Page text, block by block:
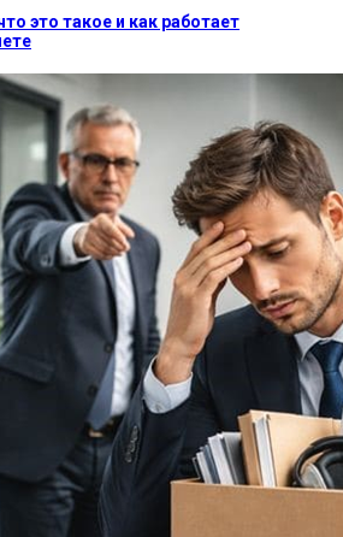
это такое и как работает